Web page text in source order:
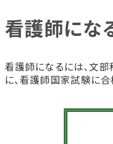
看護師にな
看護師になるには、文
に、看護師国家試験に